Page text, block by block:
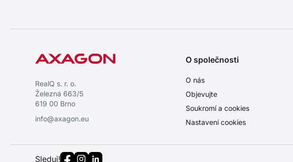
RealQ s. r. o.
Železná 663/5
619 00 Brno
info@axagon.eu
O společnosti
O nás
Objevujte
Soukromí a cookies
Nastavení cookies
Sleduj!